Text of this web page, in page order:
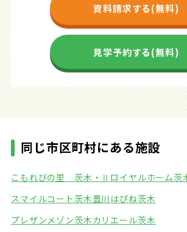
資料請求する(無料)
見学予約する(無料)
同じ市区町村にある施設
こもれびの里 茨木・Ⅱ ロイヤルホーム茨
スマイルコート茨木豊川 はぴね茨木
プレザンメゾン茨木カリエール茨木